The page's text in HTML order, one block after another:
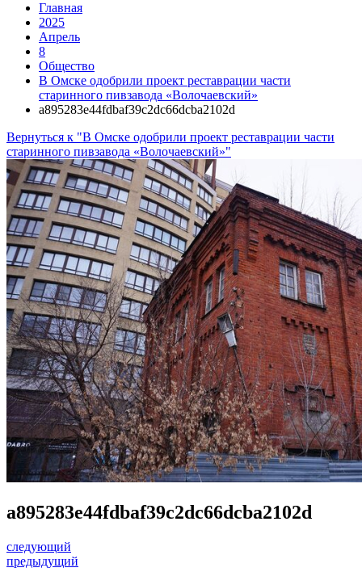
Главная
2025
Апрель
8
Общество
В Омске одобрили проект реставрации части
старинного пивзавода «Волочаевский»
a895283e44fdbaf39c2dc66dcba2102d
Вернуться к "В Омске одобрили проект реставрации части
старинного пивзавода «Волочаевский»"
a895283e44fdbaf39c2dc66dcba2102d
следующий
предыдущий